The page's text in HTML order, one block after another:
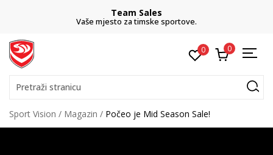
Team Sales
Vaše mjesto za timske sportove.
0 0
Pretraži stranicu
Sport Vision Magazin Počeo je Mid Season Sale!